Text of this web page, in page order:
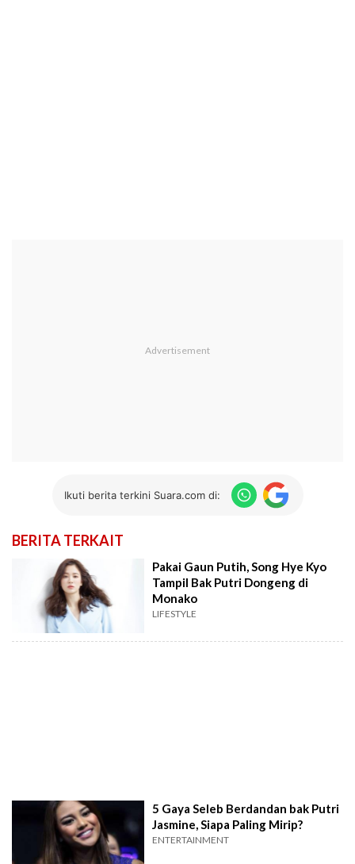
Ikuti berita terkini Suara.com di:
BERITA TERKAIT
Pakai Gaun Putih, Song Hye Kyo
Tampil Bak Putri Dongeng di
Monako
LIFESTYLE
5 Gaya Seleb Berdandan bak Putri
Jasmine, Siapa Paling Mirip?
ENTERTAINMENT